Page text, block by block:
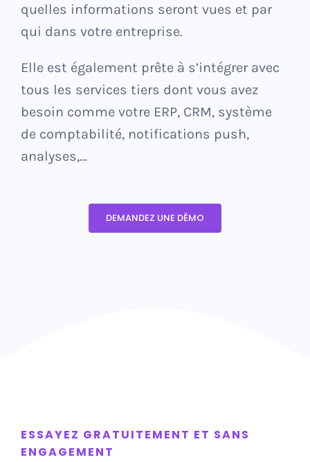
quelles informations seront vues et par
qui dans votre entreprise.
Elle est également prête à s’intégrer avec
tous les services tiers dont vous avez
besoin comme votre ERP, CRM, système
de comptabilité, notifications push,
analyses,…
DEMANDEZ UNE DÉMO
ESSAYEZ GRATUITEMENT ET SANS
ENGAGEMENT